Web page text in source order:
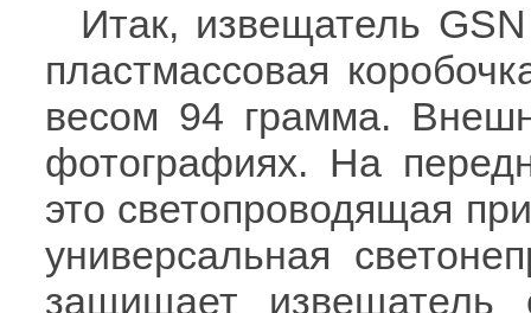
Итак, извещатель
пластмассовая
весом 94 грамма.
фотографиях. На
это светопроводящая
универсальная
защищает